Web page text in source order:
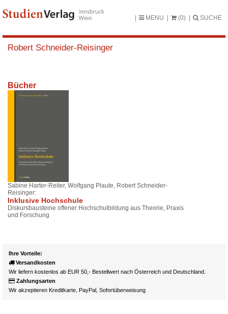
MENU (0) SUCHE
Robert Schneider-Reisinger
Bücher
Sabine Harter-Reiter, Wolfgang Plaute, Robert Schneider-
Reisinger:
Inklusive Hochschule
Diskursbausteine offener Hochschulbildung aus Theorie, Praxis
und Forschung
Ihre Vorteile:
Versandkosten
Wir liefern kostenlos ab EUR 50,- Bestellwert nach Österreich und Deutschland.
Zahlungsarten
Wir akzeptieren Kreditkarte, PayPal, Sofortüberweisung